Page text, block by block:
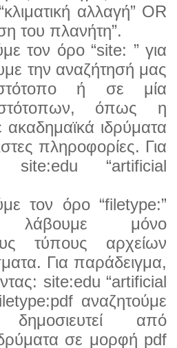
αλλαγή” OR
του πλανήτη”.
τον όρο “site: ” για
την αναζήτησή μας
ή σε μία
όπως η
ιδρύματα
πληροφορίες. Για
site:edu “artificial
τον όρο “filetype:”
μόνο
τύπους αρχείων
Για παράδειγμα,
site:edu “artificial
αναζητούμε
δημοσιευτεί από
σε μορφή pdf